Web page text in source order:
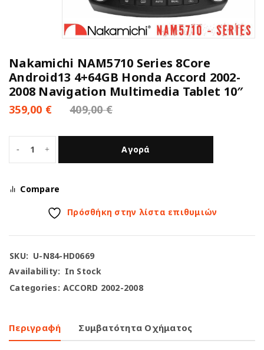
Nakamichi NAM5710 Series 8Core
Android13 4+64GB Honda Accord 2002-
2008 Navigation Multimedia Tablet 10″
409,00€
359,00 €
Αγορά
Compare
Πρόσθήκη στην λίστα επιθυμιών
SKU: U-N84-HD0669
Availability: In Stock
Categories: ACCORD 2002-2008
Περιγραφή Συμβατότητα Οχήματος